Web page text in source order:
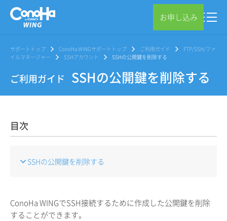
お申し込み
サポートトップ ConoHa WINGサポートトップ ご利用ガイド
FTP/SSH/ファ
イルマネージャー
SSHアカウント SSHの公開鍵を削除する
ご利用ガイド SSHの公開鍵を削除する
目次
SSHの公開鍵を削除する
ConoHa WINGでSSH接続するために作成した公開鍵を削除
することができます。